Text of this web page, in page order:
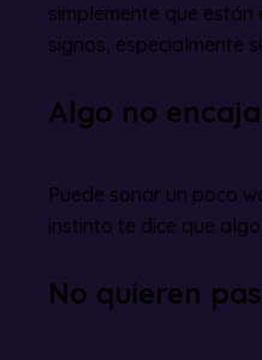
simplemente que
signos, especialmente
Algo no
Puede sonar un poco
instinto te dice que
No quieren